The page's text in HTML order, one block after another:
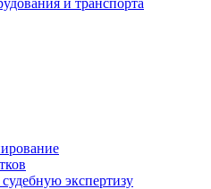
и транспорта
экспертизу